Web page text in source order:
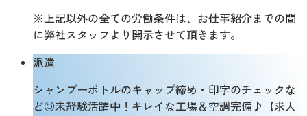
※上記以外の全ての労働条件は、お仕事紹介までの間
に弊社スタッフより開示させて頂きます。
派遣
シャンプーボトルのキャップ締め・印字のチェックな
ど◎未経験活躍中！キレイな工場＆空調完備♪【求人